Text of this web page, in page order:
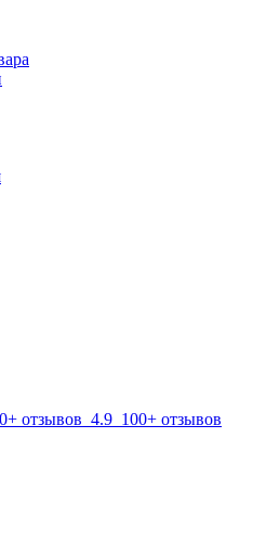
отзывов 4.9 100+ отзывов